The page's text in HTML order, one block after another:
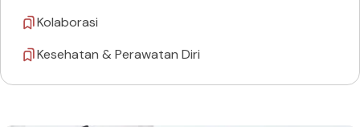
Kolaborasi
Kesehatan & Perawatan Diri